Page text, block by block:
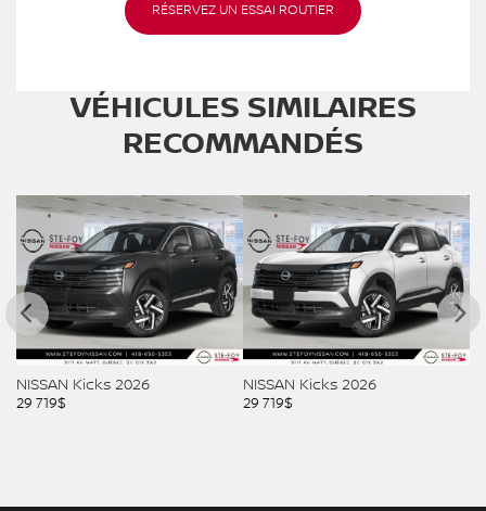
RÉSERVEZ UN ESSAI ROUTIER
VÉHICULES SIMILAIRES
RECOMMANDÉS
NISSAN Kicks 2026
29 719$
NISSAN Kicks 2026
29 829$